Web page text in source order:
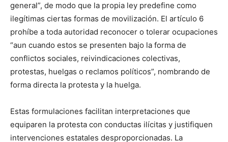
general”, de modo que la propia ley predefine como
ilegítimas ciertas formas de movilización. El artículo 6
prohíbe a toda autoridad reconocer o tolerar ocupaciones
“aun cuando estos se presenten bajo la forma de
conflictos sociales, reivindicaciones colectivas,
protestas, huelgas o reclamos políticos”, nombrando de
forma directa la protesta y la huelga.
Estas formulaciones facilitan interpretaciones que
equiparen la protesta con conductas ilícitas y justifiquen
intervenciones estatales desproporcionadas. La